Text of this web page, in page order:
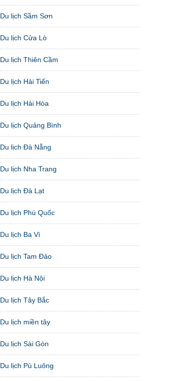
Du lịch Sầm Sơn
Du lịch Cửa Lò
Du lịch Thiên Cầm
Du lịch Hải Tiến
Du lịch Hải Hòa
Du lịch Quảng Bình
Du lịch Đà Nẵng
Du lịch Nha Trang
Du lịch Đà Lạt
Du lịch Phú Quốc
Du lịch Ba Vì
Du lịch Tam Đảo
Du lịch Hà Nội
Du lịch Tây Bắc
Du lịch miền tây
Du lịch Sài Gòn
Du lịch Pù Luông